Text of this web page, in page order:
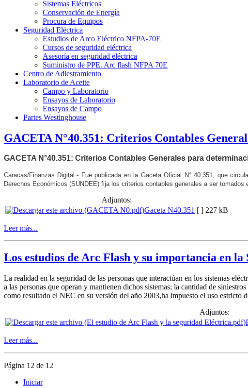
Sistemas Eléctricos
Conservación de Energía
Procura de Equipos
Seguridad Eléctrica
Estudios de Arco Eléctrico NFPA-70E
Cursos de seguridad eléctrica
Asesoría en seguridad eléctrica
Suministro de PPE. Arc flash NFPA 70E
Centro de Adiestramiento
Laboratorio de Aceite
Campo y Laboratorio
Ensayos de Laboratorio
Ensayos de Campo
Partes Westinghouse
GACETA N°40.351: Criterios Contables
GACETA N°40.351: Criterios Contables Generales para
Caracas/Finanzas Digital.- Fue publicada en la Gaceta Oficial N° 40.351, que
Derechos Económicos (SUNDEE) fija los criterios contables generales a ser
Adjuntos:
Gaceta N40.351 [ ] 227 kB
Leer más...
Los estudios de Arc Flash y su importancia en
La realidad en la seguridad de las personas que interactúan en los sistemas
a las personas que operan y mantienen dichos sistemas; la cantidad de
como resultado el NEC en su versión del año 2003,ha impuesto el uso estricto
Adjuntos:
Leer más...
Página 12 de 12
Iniciar